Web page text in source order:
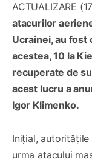
ACTUALIZARE
atacurilor
Ucrainei, au fost
acestea, 10 la
recuperate de
acest lucru a
Igor Klimenko.
Inițial, autoritățile
urma atacului